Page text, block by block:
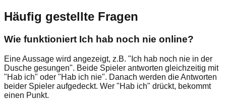
Häufig gestellte Fragen
Wie funktioniert Ich hab noch nie online?
Eine Aussage wird angezeigt, z.B. "Ich hab noch nie in der
Dusche gesungen". Beide Spieler antworten gleichzeitig mit
"Hab ich" oder "Hab ich nie". Danach werden die Antworten
beider Spieler aufgedeckt. Wer "Hab ich" drückt, bekommt
einen Punkt.